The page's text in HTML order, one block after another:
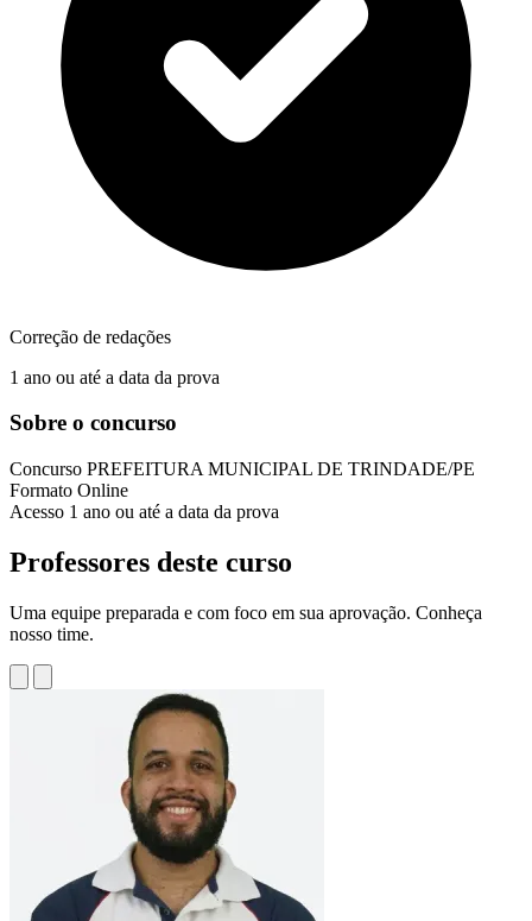
Correção de redações
1 ano ou até a data da prova
Sobre o concurso
Concurso PREFEITURA MUNICIPAL DE TRINDADE/PE
Formato Online
Acesso 1 ano ou até a data da prova
Professores deste curso
Uma equipe preparada e com foco em sua aprovação. Conheça
nosso time.